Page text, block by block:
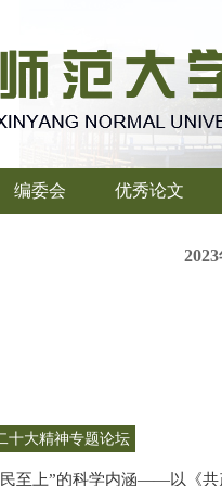
编委会 优秀论文
十大精神专题论坛
至上”的科学内涵——以《共